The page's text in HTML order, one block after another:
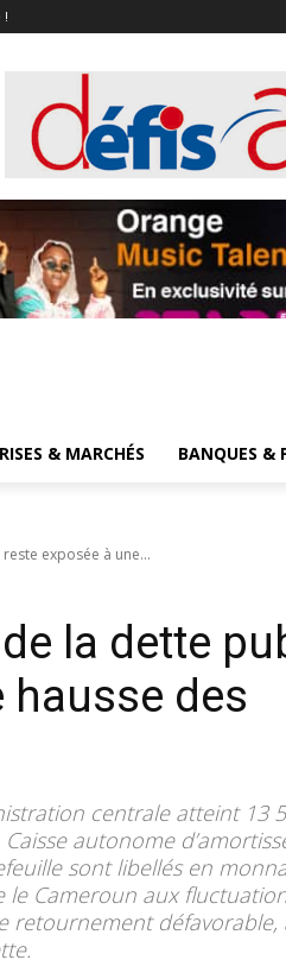
!
& MARCHÉS BANQUES &
exposée à une...
la dette
hausse des
centrale atteint 13
autonome
sont libellés en
Cameroun aux
retournement